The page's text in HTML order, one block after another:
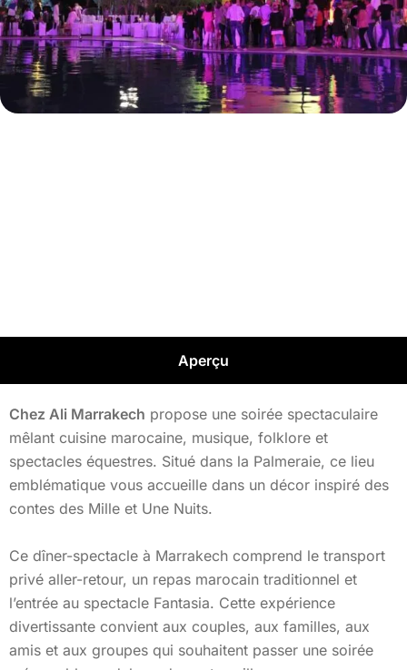
Aperçu
Chez Ali Marrakech propose une soirée spectaculaire
mêlant cuisine marocaine, musique, folklore et
spectacles équestres. Situé dans la Palmeraie, ce lieu
emblématique vous accueille dans un décor inspiré des
contes des Mille et Une Nuits.
Ce dîner-spectacle à Marrakech comprend le transport
privé aller-retour, un repas marocain traditionnel et
l’entrée au spectacle Fantasia. Cette expérience
divertissante convient aux couples, aux familles, aux
amis et aux groupes qui souhaitent passer une soirée